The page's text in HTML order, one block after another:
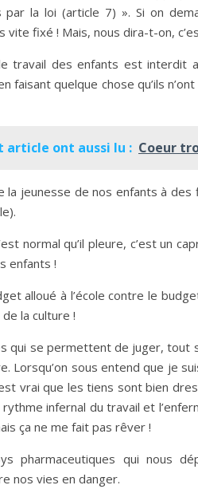
la loi (article 7) ». Si on
fixé ! Mais, nous dira-t-on,
travail des enfants est interdit
faisant quelque chose qu’ils
article ont aussi lu : Coeur
la jeunesse de nos enfants à
normal qu’il pleure, c’est un
enfants !
alloué à l’école contre le
la culture !
qui se permettent de juger, tout
Lorsqu’on sous entend que je
vrai que les tiens sont bien
infernal du travail et
ça ne me fait pas rêver !
pharmaceutiques qui nous
nos vies en danger.